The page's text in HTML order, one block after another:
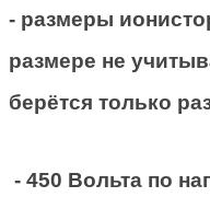
- размеры
размере не
берётся только
- 450 Вольта по